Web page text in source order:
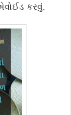
કરવું.